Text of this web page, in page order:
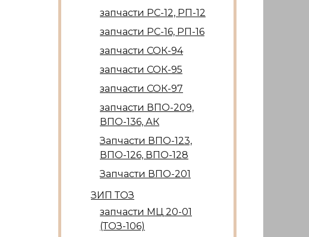
запчасти РС-12, РП-12
запчасти РС-16, РП-16
запчасти СОК-94
запчасти СОК-95
запчасти СОК-97
запчасти ВПО-209,
ВПО-136, АК
Запчасти ВПО-123,
ВПО-126, ВПО-128
Запчасти ВПО-201
ЗИП ТОЗ
запчасти МЦ 20-01
(ТОЗ-106)